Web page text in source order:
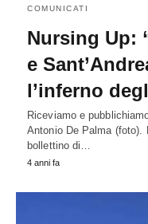
COMUNICATI
Nursing Up:
e
l’inferno
Riceviamo e
Antonio De Palma (foto).
bollettino di…
4 anni fa